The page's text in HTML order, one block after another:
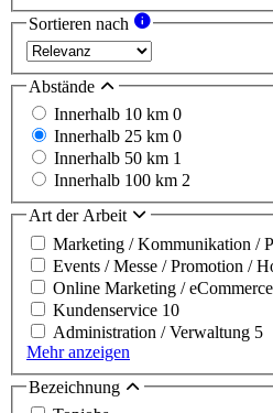
Sortieren nach
Abstände
Innerhalb 10 km 0
Innerhalb 25 km 0
Innerhalb 50 km 1
Innerhalb 100 km 2
Art der Arbeit
Marketing / Kommunikation /
Events / Messe / Promotion /
Online Marketing / eCommerce
Kundenservice 10
Administration / Verwaltung 5
Mehr anzeigen
Bezeichnung